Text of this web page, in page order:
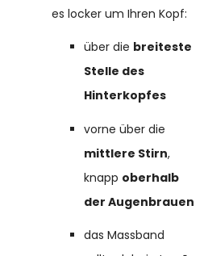
es locker um Ihren Kopf:
über die breiteste
Stelle des
Hinterkopfes
vorne über die
mittlere Stirn,
knapp oberhalb
der Augenbrauen
das Massband